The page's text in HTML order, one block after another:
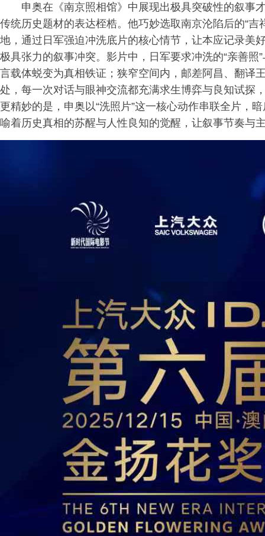
申奥在《南京照相馆》中展现出极具突破性的叙事
传统历史题材的表达桎梏。他巧妙选取南京沦陷后的“
地，通过日军强迫冲洗底片的核心情节，让本应记录美
极具张力的叙事冲突。影片中，日军要求冲洗的“亲善
言载体蜕变为真相铁证；狭窄空间内，邮差阿昌、翻译
处，每一次对话与眼神交流都充满求生博弈与良知试探
更精妙的是，申奥以“洗照片”这一核心动作串联全片，
喻着历史真相的苏醒与人性良知的觉醒，让叙事节奏与